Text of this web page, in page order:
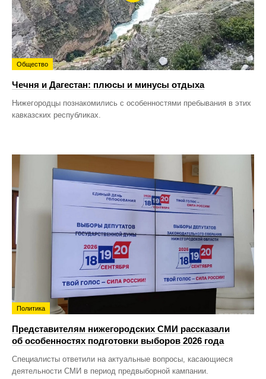
Общество
Чечня и Дагестан: плюсы и минусы отдыха
Нижегородцы познакомились с особенностями пребывания в этих
кавказских республиках.
Политика
Представителям нижегородских СМИ рассказали
об особенностях подготовки выборов 2026 года
Специалисты ответили на актуальные вопросы, касающиеся
деятельности СМИ в период предвыборной кампании.